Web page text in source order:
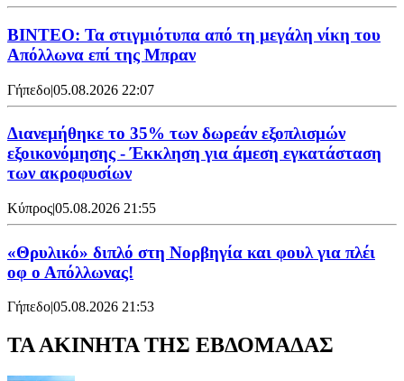
ΒΙΝΤΕΟ: Τα στιγμιότυπα από τη μεγάλη νίκη του
Απόλλωνα επί της Μπραν
Γήπεδο|05.08.2026 22:07
Διανεμήθηκε το 35% των δωρεάν εξοπλισμών
εξοικονόμησης - Έκκληση για άμεση εγκατάσταση
των ακροφυσίων
Κύπρος|05.08.2026 21:55
«Θρυλικό» διπλό στη Νορβηγία και φουλ για πλέι
οφ ο Απόλλωνας!
Γήπεδο|05.08.2026 21:53
ΤΑ ΑΚΙΝΗΤΑ ΤΗΣ ΕΒΔΟΜΑΔΑΣ